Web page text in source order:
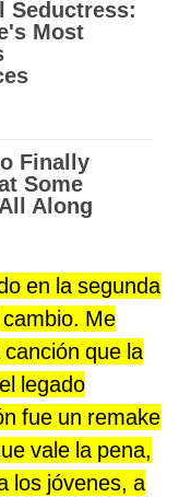
en la segunda
Me
que la
legado
fue un remake
vale la pena,
los jóvenes, a